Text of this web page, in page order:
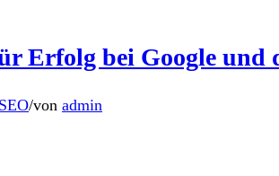
Erfolg bei Google und
SEO/von admin